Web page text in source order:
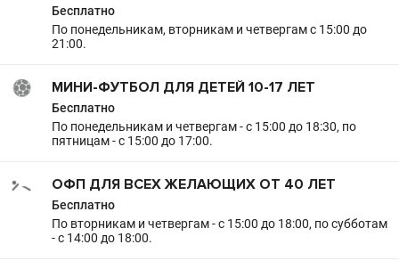
Бесплатно
По понедельникам, вторникам и четвергам с 15:00 до
21:00.
МИНИ-ФУТБОЛ ДЛЯ ДЕТЕЙ 10-17 ЛЕТ
Бесплатно
По понедельникам и четвергам - с 15:00 до 18:30, по
пятницам - с 15:00 до 17:00.
ОФП ДЛЯ ВСЕХ ЖЕЛАЮЩИХ ОТ 40 ЛЕТ
Бесплатно
По вторникам и четвергам - с 15:00 до 18:00, по субботам
- с 14:00 до 18:00.